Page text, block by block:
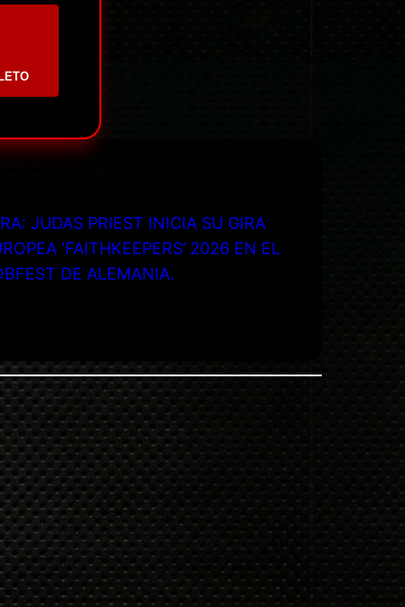
JUDAS PRIEST INICIA SU GIRA
‘FAITHKEEPERS’ 2026 EN EL
DE ALEMANIA.